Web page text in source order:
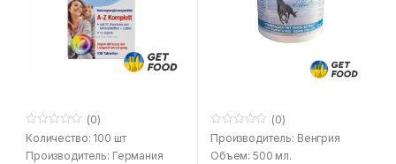
0
o
u
(0)
Количество: 100 шт
Производитель: Германия
0
o
u
(0)
Производитель: Венгрия
Объем: 500 мл.